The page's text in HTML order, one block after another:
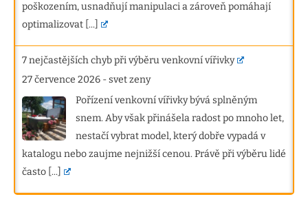
poškozením, usnadňují manipulaci a zároveň pomáhají
optimalizovat [...]
7 nejčastějších chyb při výběru venkovní vířivky
27 července 2026 -svet zeny
Pořízení venkovní vířivky bývá splněným
snem. Aby však přinášela radost po mnoho let,
nestačí vybrat model, který dobře vypadá v
katalogu nebo zaujme nejnižší cenou. Právě při výběru lidé
často [...]